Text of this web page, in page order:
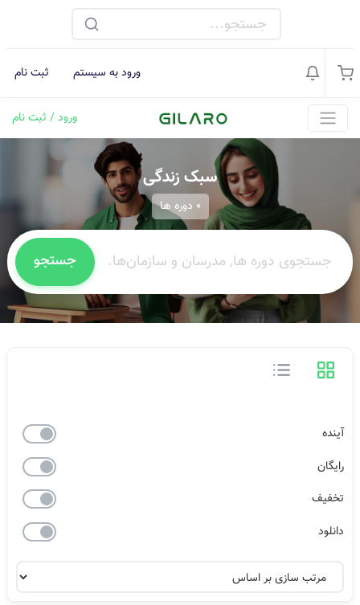
ورود به سیستم ثبت نام
ورود / ثبت نام
سبک زندگی
0 دوره ها
جستجو
آینده
رایگان
تخفیف
دانلود